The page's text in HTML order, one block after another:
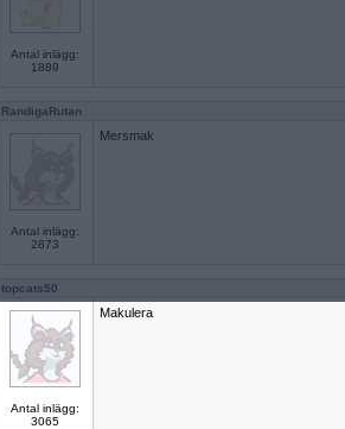
Antal inlägg:
1889
RandigaRutan
Antal inlägg:
2873
Mersmak
topcats50
Antal inlägg:
3065
Makulera